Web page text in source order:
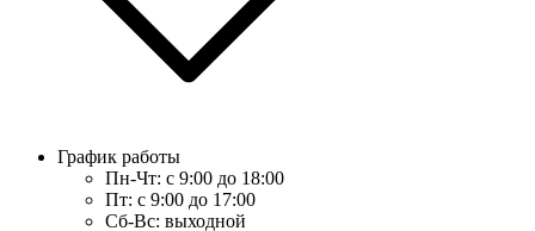
График работы
Пн-Чт: с 9:00 до 18:00
Пт: с 9:00 до 17:00
Сб-Вс: выходной